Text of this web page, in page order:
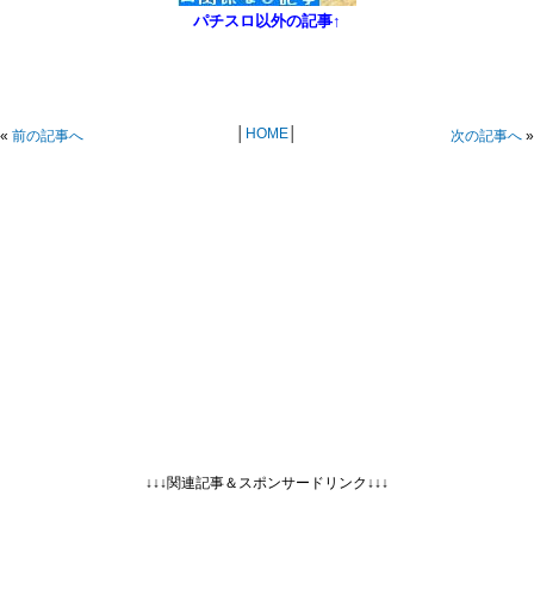
パチスロ以外の記事↑
« 前の記事へ HOME│ 次の記事へ »
↓↓↓関連記事＆スポンサードリンク↓↓↓